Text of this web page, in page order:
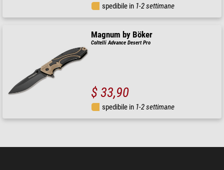
spedibile in 1-2 settimane
Magnum by Böker
Coltelli Advance Desert Pro
$ 33,90
spedibile in 1-2 settimane